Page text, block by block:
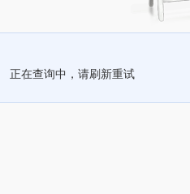
正在查询中，请刷新重试